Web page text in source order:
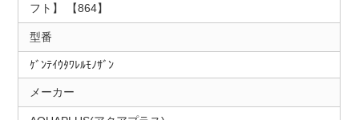
フト】 【864】
型番
ｹﾞﾝﾃｲｳﾀﾜﾚﾙﾓﾉｻﾞﾝ
メーカー